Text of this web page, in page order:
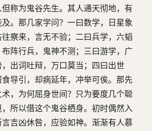
称为鬼谷先生。其人通天彻地，有
。那几家学问？一曰数学，日星象
察来，言无不验；二曰兵学，六韬
阵行兵，鬼神不测；三曰游学，广
出词吐辩，万口莫当；四曰出世
导引，却病延年，冲举可俟。那先
，为何屈身世间？只为要度几个聪
所以借这个鬼谷栖身。初时偶然入
吉凶休咎，应验如神。渐渐有人慕